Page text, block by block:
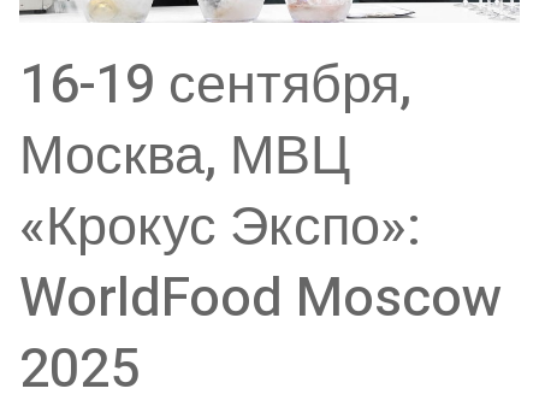
16-19 сентября,
Москва, МВЦ
«Крокус Экспо»:
WorldFood Moscow
2025